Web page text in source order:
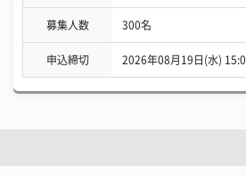
募集人数 300名
申込締切 2026年08月19日(水)